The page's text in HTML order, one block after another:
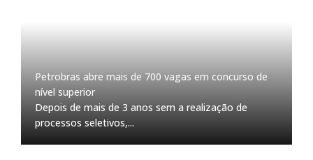
Petrobras abre mais de 700 vagas em concurso de
nível superior
Depois de mais de 3 anos sem a realização de
processos seletivos,...